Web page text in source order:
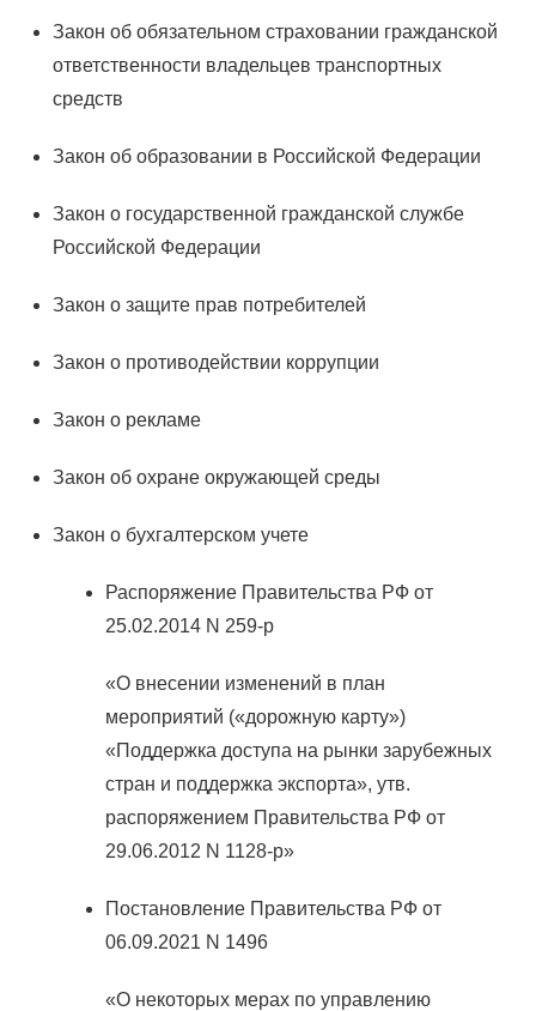
Закон об обязательном страховании гражданской
ответственности владельцев транспортных
средств
Закон об образовании в Российской Федерации
Закон о государственной гражданской службе
Российской Федерации
Закон о защите прав потребителей
Закон о противодействии коррупции
Закон о рекламе
Закон об охране окружающей среды
Закон о бухгалтерском учете
Распоряжение Правительства РФ от
25.02.2014 N 259-р
«О внесении изменений в план
мероприятий («дорожную карту»)
«Поддержка доступа на рынки зарубежных
стран и поддержка экспорта», утв.
распоряжением Правительства РФ от
29.06.2012 N 1128-р»
Постановление Правительства РФ от
06.09.2021 N 1496
«О некоторых мерах по управлению